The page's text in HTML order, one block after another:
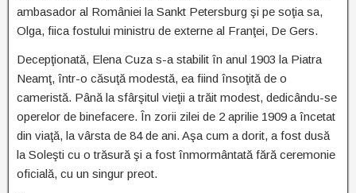
ambasador al României la Sankt Petersburg şi pe soţia sa,
Olga, fiica fostului ministru de externe al Franţei, De Gers.
Decepţionată, Elena Cuza s-a stabilit în anul 1903 la Piatra
Neamţ, într-o căsuţă modestă, ea fiind însoţită de o
cameristă. Până la sfârşitul vieţii a trăit modest, dedicându-se
operelor de binefacere. În zorii zilei de 2 aprilie 1909 a încetat
din viaţă, la vârsta de 84 de ani. Aşa cum a dorit, a fost dusă
la Soleşti cu o trăsură şi a fost înmormântată fără ceremonie
oficială, cu un singur preot.